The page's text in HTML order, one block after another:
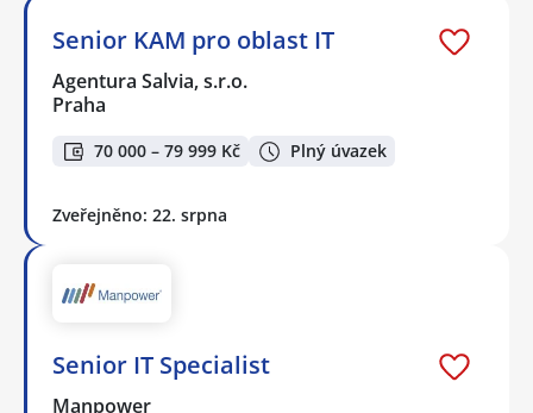
Senior KAM pro oblast IT
Agentura Salvia, s.r.o.
Praha
70 000 – 79 999 Kč Plný úvazek
Zveřejněno: 22. srpna
Senior IT Specialist
Manpower